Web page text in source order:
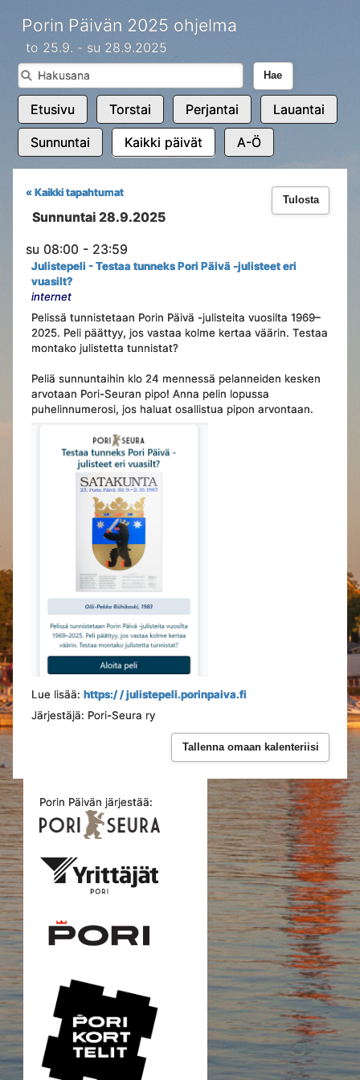
Porin Päivän 2025 ohjelma
to 25.9. - su 28.9.2025
Hae
Etusivu Torstai Perjantai Lauantai
Sunnuntai Kaikki päivät A-Ö
Tulosta
« Kaikki tapahtumat
Sunnuntai 28.9.2025
su 08:00 - 23:59
Julistepeli - Testaa tunneks Pori Päivä -julisteet eri
vuasilt?
internet
Pelissä tunnistetaan Porin Päivä -julisteita vuosilta 1969–
2025. Peli päättyy, jos vastaa kolme kertaa väärin. Testaa
montako julistetta tunnistat?
Peliä sunnuntaihin klo 24 mennessä pelanneiden kesken
arvotaan Pori-Seuran pipo! Anna pelin lopussa
puhelinnumerosi, jos haluat osallistua pipon arvontaan.
Lue lisää: https:/ / julistepeli.porinpaiva.fi
Järjestäjä: Pori-Seura ry
Tallenna omaan kalenteriisi
Porin Päivän järjestää: